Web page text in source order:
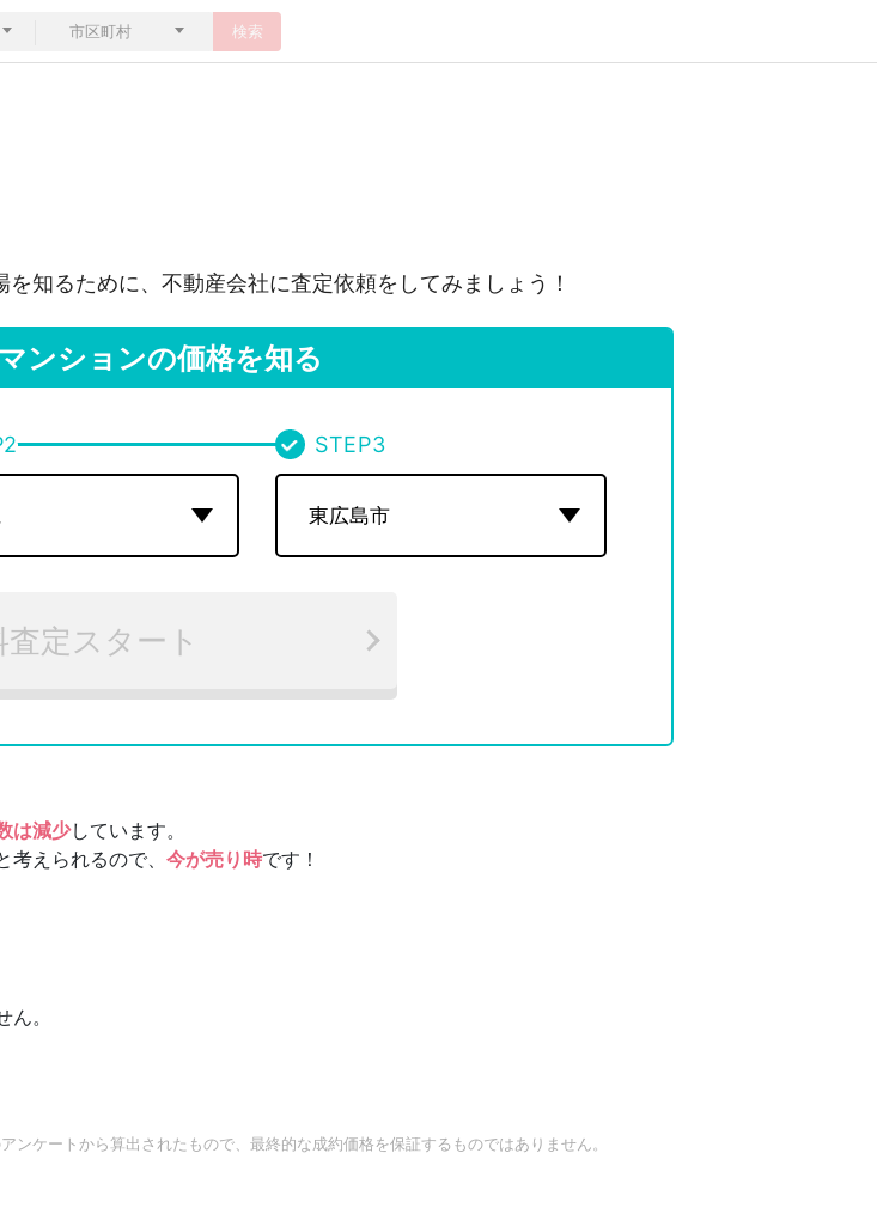
検索
知るために、不動産会社に査定依頼をしてみましょう！
ンションの価格を知る
2 STEP3
査定スタート
は減少しています。
えられるので、 今が売り時です！
。
ケートから算出されたもので、最終的な成約価格を保証するものではありません。